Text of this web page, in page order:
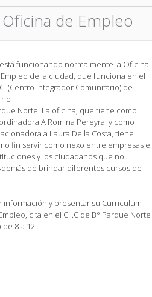
de Empleo
funcionando normalmente la Oficina
de la ciudad, que funciona en el
(Centro Integrador Comunitario) de
Norte. La oficina, que tiene como
A Romina Pereyra y como
a Laura Della Costa, tiene
fin servir como nexo entre empresas e
y los ciudadanos que no
de brindar diferentes cursos de
y presentar su Curriculum
cita en el C.I.C de B° Parque Norte
8 a 12 .